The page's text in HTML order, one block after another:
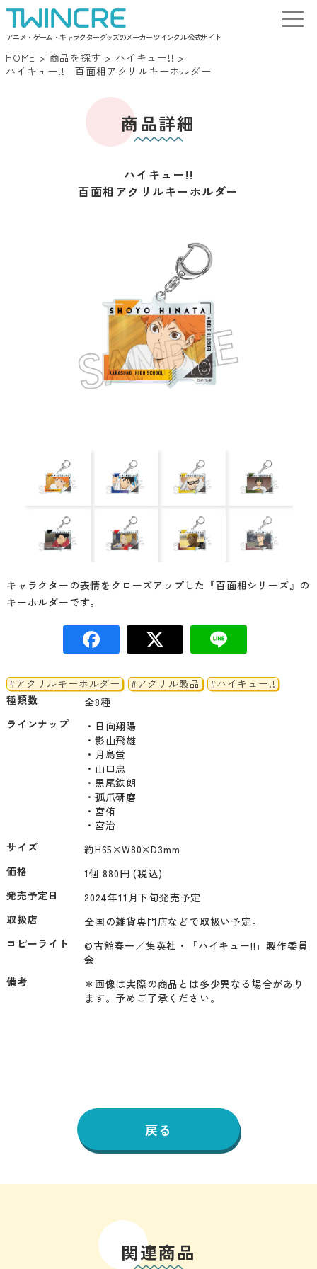
アニメ・ゲーム・キャラクターグッズのメーカー ツインクル 公式サイト
HOME > 商品を探す > ハイキュー!! >
ハイキュー!! 百面相アクリルキーホルダー
商品詳細
ハイキュー!!
百面相アクリルキーホルダー
キャラクターの表情をクローズアップした『百面相シリーズ』の
キーホルダーです。
#アクリルキーホルダー #アクリル製品
#ハイキュー!!
種類数
全8種
ラインナップ
・日向翔陽
・影山飛雄
・月島蛍
・山口忠
・黒尾鉄朗
・孤爪研磨
・宮侑
・宮治
サイズ
約H65×W80×D3mm
価格
1個 880円 (税込)
発売予定日
2024年11月下旬発売予定
取扱店
全国の雑貨専門店などで取扱い予定。
コピーライト
©古舘春一／集英社・「ハイキュー!!」製作委員
会
備考
＊画像は実際の商品とは多少異なる場合があり
ます。予めご了承ください。
戻る
関連商品